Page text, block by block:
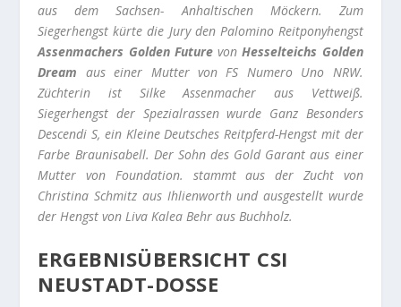
aus dem Sachsen- Anhaltischen Möckern. Zum
Siegerhengst kürte die Jury den Palomino Reitponyhengst
Assenmachers Golden FuturevonHesselteichs Golden
Dream aus einer Mutter von FS Numero Uno NRW.
Züchterin ist Silke Assenmacher aus Vettweiß.
Siegerhengst der Spezialrassen wurde Ganz Besonders
Descendi S, ein Kleine Deutsches Reitpferd-Hengst mit der
Farbe Braunisabell. Der Sohn des Gold Garant aus einer
Mutter von Foundation. stammt aus der Zucht von
Christina Schmitz aus Ihlienworth und ausgestellt wurde
der Hengst von Liva Kalea Behr aus Buchholz.
ERGEBNISÜBERSICHT CSI
NEUSTADT-DOSSE